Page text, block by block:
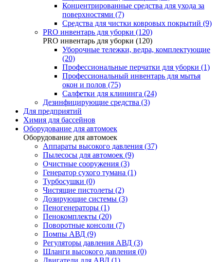
Концентрированные средства для ухода за
поверхностями (7)
Средства для чистки ковровых покрытий (9)
PRO инвентарь для уборки (120)
PRO инвентарь для уборки (120)
Уборочные тележки, ведра, комплектующие
(20)
Профессиональные перчатки для уборки (1)
Профессиональный инвентарь для мытья
окон и полов (75)
Салфетки для клининга (24)
Дезинфицирующие средства (3)
Для предприятий
Химия для бассейнов
Оборудование для автомоек
Оборудование для автомоек
Аппараты высокого давления (37)
Пылесосы для автомоек (9)
Очистные сооружения (3)
Генератор сухого тумана (1)
Турбосушки (0)
Чистящие пистолеты (2)
Дозирующие системы (3)
Пеногенераторы (1)
Пенокомплекты (20)
Поворотные консоли (7)
Помпы АВД (9)
Регуляторы давления АВД (3)
Шланги высокого давления (0)
Двигатели для АВД (1)